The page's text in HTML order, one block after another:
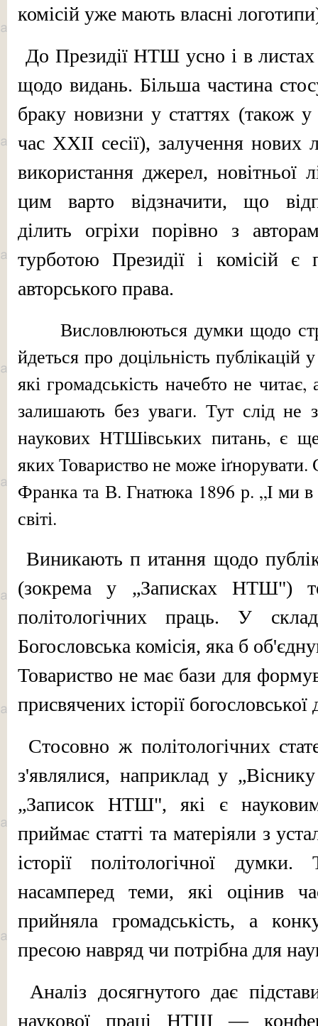
комісій уже мають власні
До Президії НТШ усно і в листах
щодо видань. Більша частина
браку новизни у статтях (також у
час ХХІІ сесії), залучення нових
використання джерел, новітньої
цим варто відзначити, що
ділить огріхи порівно з
турботою Президії і комісій є
авторського пра­ва.
Висловлюються думки щодо
йдеться про доцільність
які громадськість начеб­то не
залишають без уваги. Тут слід не
наукових НТШівських питань, є ще
яких Товариство не може іґнорувати.
Франка та В. Гнатюка 1896 р. „І ми в
світі.
Виникають п итання щодо
(зокрема у „За­писках НТШ")
політологічних праць. У
Богословська комісія, яка б
То­вариство не має бази для
присвячених історії
Стосовно ж політологічних
з'являлися, наприклад у
„За­писок НТШ", які є
приймає статті та матеріяли з
історії політологічної думки.
насамперед теми, які оцінив
прийняла громадськість, а
пресою навряд чи потрібна для
Аналіз досягнутого дає
наукової праці НТШ —